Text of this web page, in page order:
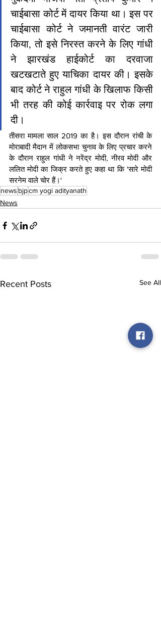
चाईबासा कोर्ट में दायर किया था। इस पर
चाईबासा कोर्ट ने जमानती वारंट जारी
किया, तो इसे निरस्‍त करने के लिए गांधी
ने झारखंड हाईकोर्ट का दरवाजा
खटखटाते हुए याचिका दायर की। इसके
बाद कोर्ट ने राहुल गांधी के खिलाफ किसी
भी तरह की कोई कार्रवाइ पर रोक लगा
दी।
तीसरा मामला साल 2019 का है। इस दौरान रांची के
मोराबादी मैदान में लोकसभा चुनाव के लिए प्रचार करने
के दौरान राहुल गांधी ने नरेंद्र मोदी, नीरव मोदी और
ललित मोदी का जिक्र करते हुए कहा था कि 'सारे मोदी
सरनेम वाले चोर हैं।'
news bjpcm yogi adityanath
News
Recent Posts See All